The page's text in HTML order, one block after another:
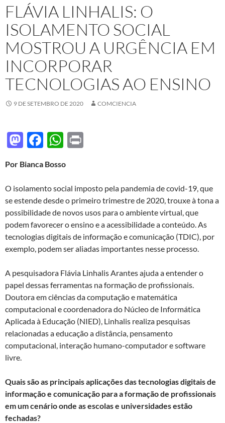
FLÁVIA LINHALIS: O
ISOLAMENTO SOCIAL
MOSTROU A URGÊNCIA EM
INCORPORAR
TECNOLOGIAS AO ENSINO
9 DE SETEMBRO DE 2020 COMCIENCIA
M
to
d
o
n
F
e
b
o
o
k
W
at
s
A
p
p
Por Bianca Bosso
O isolamento social imposto pela pandemia de covid-19, que
se estende desde o primeiro trimestre de 2020, trouxe à tona a
possibilidade de novos usos para o ambiente virtual, que
podem favorecer o ensino e a acessibilidade a conteúdo. As
tecnologias digitais de informação e comunicação (TDIC), por
exemplo, podem ser aliadas importantes nesse processo.
A pesquisadora Flávia Linhalis Arantes ajuda a entender o
papel dessas ferramentas na formação de profissionais.
Doutora em ciências da computação e matemática
computacional e coordenadora do Núcleo de Informática
Aplicada à Educação (NIED), Linhalis realiza pesquisas
relacionadas a educação a distância, pensamento
computacional, interação humano-computador e software
livre.
Quais são as principais aplicações das tecnologias digitais de
informação e comunicação para a formação de profissionais
em um cenário onde as escolas e universidades estão
fechadas?